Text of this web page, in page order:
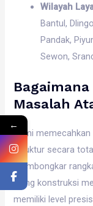
Wilayah
Bantul,
Pandak,
Sewon,
Masalah
Kami
struktur secara
membongkar
ulang konstruksi
memiliki level
←